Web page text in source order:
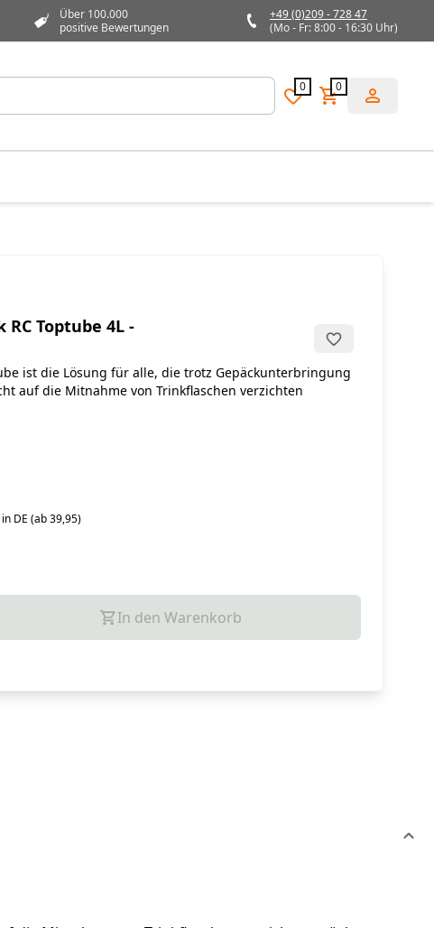
Über 100.000
positive Bewertungen
+49 (0)209 - 728 47
(Mo - Fr: 8:00 - 16:30 Uhr)
0 0
Toptube 4L -
ist die Lösung für alle, die trotz Gepäckunterbringung
auf die Mitnahme von Trinkflaschen verzichten
DE (ab 39,95)
In den Warenkorb